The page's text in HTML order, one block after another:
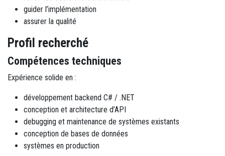
guider l’implémentation
assurer la qualité
Profil recherché
Compétences techniques
Expérience solide en :
développement backend C# / .NET
conception et architecture d’API
debugging et maintenance de systèmes existants
conception de bases de données
systèmes en production